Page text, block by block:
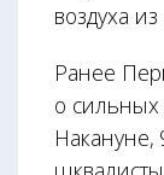
воздуха
Ранее
о сильных
Накануне,